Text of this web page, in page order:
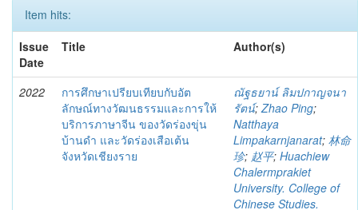
Item hits:
Issue
Date
Title Author(s)
2022
การศึกษาเปรียบเทียบกับอัต
ลักษณ์ทางวัฒนธรรมและการให้
บริการภาษาจีน ของวัดร่องขุ่น
บ้านดำ และวัดร่องเสือเต้น
จังหวัดเชียงราย
ณัฐธยาน์ ลิมปกาญจนา
รัตน์;Zhao Ping;
Natthaya
Limpakarnjanarat; 林命
珍; 赵平; Huachiew
Chalermprakiet
University. College of
Chinese Studies.